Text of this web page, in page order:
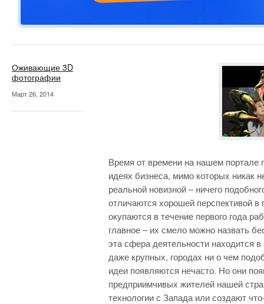
Оживающие 3D
фотографии
Март 26, 2014
Время от времени на нашем портале
идеях бизнеса, мимо которых никак
реальной новизной – ничего
отличаются хорошей перспективой
окупаются в течение первого года
главное – их смело можно назвать
эта сфера деятельностинаходится в
даже крупных, городах ни о чем
идеи появляются нечасто. Но они
предприимчивых жителей нашей
технологии с Запада или создают